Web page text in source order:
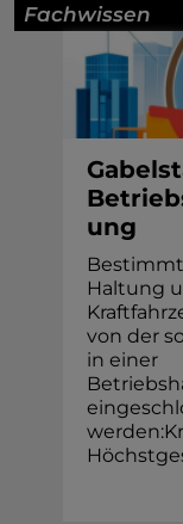
Fachwissen
ung
Haltung
von der
in einer